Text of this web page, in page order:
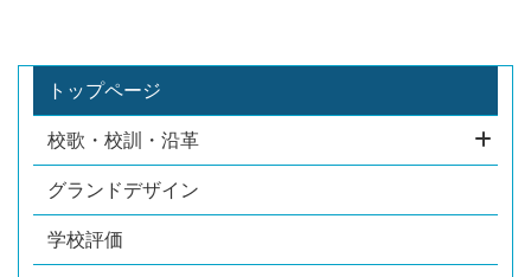
トップページ
校歌・校訓・沿革
グランドデザイン
学校評価